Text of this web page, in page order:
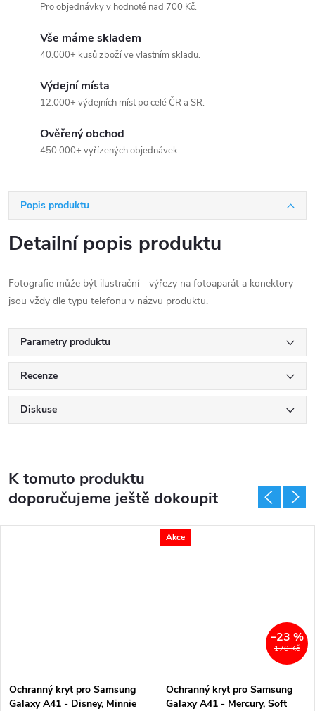
Pro objednávky v hodnotě nad 700 Kč.
Vše máme skladem
40.000+ kusů zboží ve vlastním skladu.
Výdejní místa
12.000+ výdejních míst po celé ČR a SR.
Ověřený obchod
450.000+ vyřízených objednávek.
Popis produktu
Detailní popis produktu
Fotografie může být ilustrační - výřezy na fotoaparát a konektory
jsou vždy dle typu telefonu v názvu produktu.
Parametry produktu
Recenze
Diskuse
K tomuto produktu
doporučujeme ještě dokoupit
Ochranný kryt pro Samsung
Galaxy A41 - Disney, Minnie
Akce
170 Kč
–23 %
Ochranný kryt pro Samsung
Galaxy A41 - Mercury, Soft